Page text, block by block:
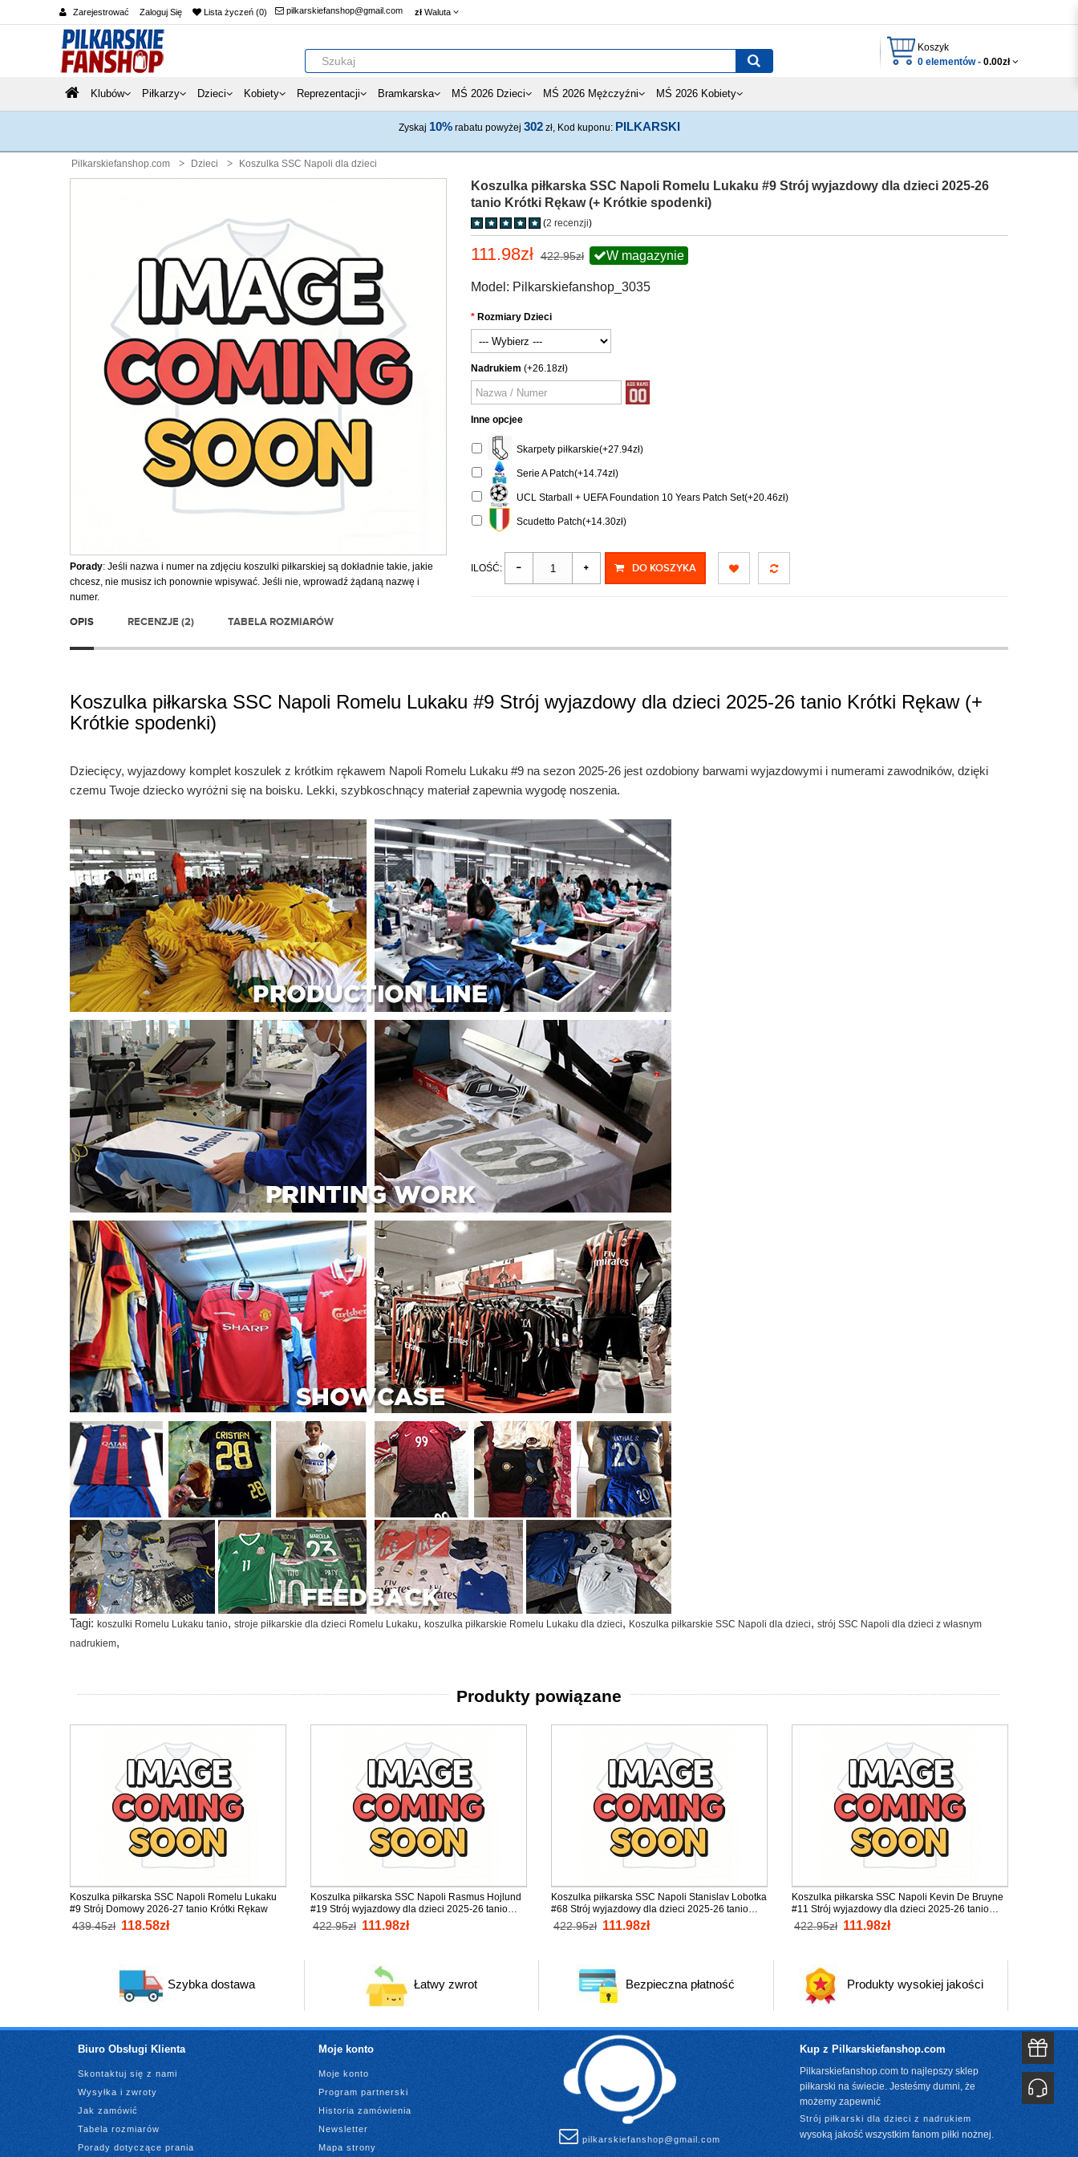
Zarejestrować Zaloguj Się Lista życzeń (0) pilkarskiefanshop@gmail.com zł Waluta
Koszyk
0 elementów - 0.00zł
Klubów Piłkarzy Dzieci Kobiety Reprezentacji Bramkarska MŚ 2026 Dzieci MŚ 2026 Mężczyźni MŚ 2026 Kobiety
Zyskaj 10%rabatu powyżej 302zł, Kod kuponu: PILKARSKI
Pilkarskiefanshop.com Dzieci Koszulka SSC Napoli dla dzieci
Porady: Jeśli nazwa i numer na zdjęciu koszulki piłkarskiej są dokładnie takie, jakie
chcesz, nie musisz ich ponownie wpisywać. Jeśli nie, wprowadź żądaną nazwę i
numer.
Koszulka piłkarska SSC Napoli Romelu Lukaku #9 Strój wyjazdowy dla dzieci 2025-26
tanio Krótki Rękaw (+ Krótkie spodenki)
(2 recenzji)
111.98zł 422.95zł W magazynie
Model: Pilkarskiefanshop_3035
Rozmiary Dzieci
Nadrukiem (+26.18zł)
Inne opcjee
Skarpety piłkarskie(+27.94zł)
Serie A Patch(+14.74zł)
UCL Starball + UEFA Foundation 10 Years Patch Set(+20.46zł)
Scudetto Patch(+14.30zł)
ILOŚĆ: DO KOSZYKA
OPIS RECENZJE (2) TABELA ROZMIARÓW
Koszulka piłkarska SSC Napoli Romelu Lukaku #9 Strój wyjazdowy dla dzieci 2025-26 tanio Krótki Rękaw (+
Krótkie spodenki)
Dziecięcy, wyjazdowy komplet koszulek z krótkim rękawem Napoli Romelu Lukaku #9 na sezon 2025-26 jest ozdobiony barwami wyjazdowymi i numerami zawodników, dzięki
czemu Twoje dziecko wyróżni się na boisku. Lekki, szybkoschnący materiał zapewnia wygodę noszenia.
Tagi: koszulki Romelu Lukaku tanio, stroje piłkarskie dla dzieci Romelu Lukaku, koszulka piłkarskie Romelu Lukaku dla dzieci, Koszulka piłkarskie SSC Napoli dla dzieci, strój SSC Napoli dla dzieci z własnym
nadrukiem,
Produkty powiązane
Koszulka piłkarska SSC Napoli Romelu Lukaku
#9 Strój Domowy 2026-27 tanio Krótki Rękaw
439.45zł 118.58zł
Koszulka piłkarska SSC Napoli Rasmus Hojlund
#19 Strój wyjazdowy dla dzieci 2025-26 tanio
Krótki Rękaw (+ Krótkie spodenki)
422.95zł 111.98zł
Koszulka piłkarska SSC Napoli Stanislav Lobotka
#68 Strój wyjazdowy dla dzieci 2025-26 tanio
Krótki Rękaw (+ Krótkie spodenki)
422.95zł 111.98zł
Koszulka piłkarska SSC Napoli Kevin De Bruyne
#11 Strój wyjazdowy dla dzieci 2025-26 tanio
Krótki Rękaw (+ Krótkie spodenki)
422.95zł 111.98zł
Szybka dostawa Łatwy zwrot Bezpieczna płatność Produkty wysokiej jakości
Biuro Obsługi Klienta
Skontaktuj się z nami
Wysyłka i zwroty
Jak zamówić
Tabela rozmiarów
Porady dotyczące prania
Moje konto
Moje konto
Program partnerski
Historia zamówienia
Newsletter
Mapa strony
pilkarskiefanshop@gmail.com
Kup z Pilkarskiefanshop.com
Pilkarskiefanshop.com to najlepszy sklep
piłkarski na świecie. Jesteśmy dumni, że
możemy zapewnić
Strój piłkarski dla dzieci z nadrukiem
wysoką jakość wszystkim fanom piłki nożnej.